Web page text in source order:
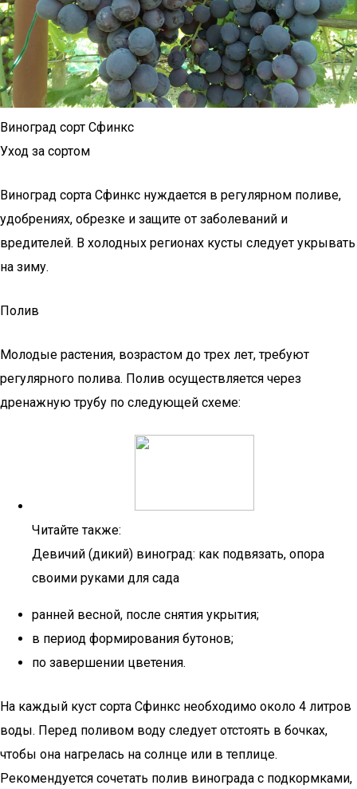
Виноград сорт Сфинкс
Уход за сортом
Виноград сорта Сфинкс нуждается в регулярном поливе,
удобрениях, обрезке и защите от заболеваний и
вредителей. В холодных регионах кусты следует укрывать
на зиму.
Полив
Молодые растения, возрастом до трех лет, требуют
регулярного полива. Полив осуществляется через
дренажную трубу по следующей схеме:
Читайте также:
Девичий (дикий) виноград: как подвязать, опора
своими руками для сада
ранней весной, после снятия укрытия;
в период формирования бутонов;
по завершении цветения.
На каждый куст сорта Сфинкс необходимо около 4 литров
воды. Перед поливом воду следует отстоять в бочках,
чтобы она нагрелась на солнце или в теплице.
Рекомендуется сочетать полив винограда с подкормками,